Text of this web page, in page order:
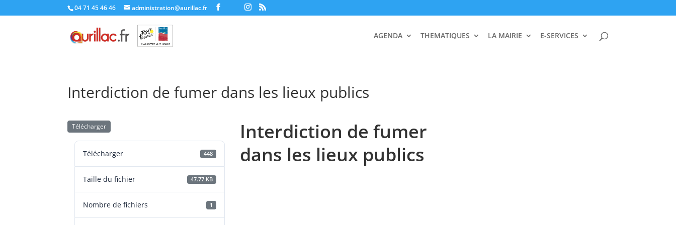
04 71 45 46 46 administration@aurillac.fr
AGENDA THEMATIQUES LA MAIRIE E-SERVICES
Interdiction de fumer dans les lieux publics
Télécharger
Télécharger 448
Taille du fichier 47.77 KB
Nombre de fichiers 1
Interdiction de fumer
dans les lieux publics